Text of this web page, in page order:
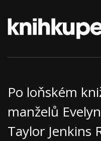
Po loňském
manželů
Taylor Jenkins